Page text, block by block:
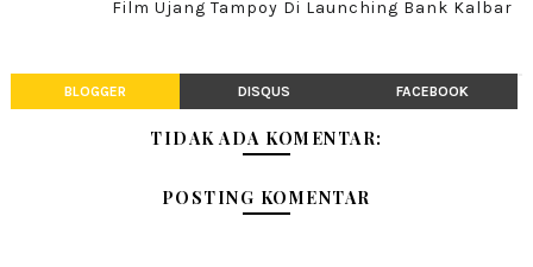
Film Ujang Tampoy Di Launching Bank Kalbar
BLOGGER DISQUS FACEBOOK
TIDAK ADA KOMENTAR:
POSTING KOMENTAR